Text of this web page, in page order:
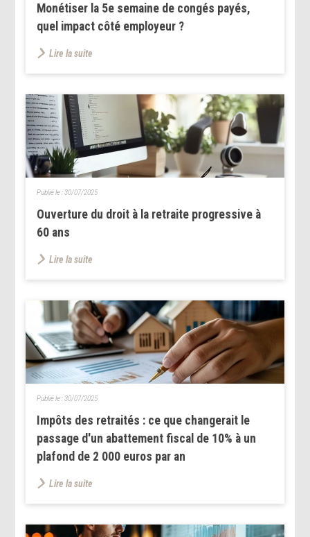
Monétiser la 5e semaine de congés payés,
quel impact côté employeur ?
Lire la suite
Ouverture du droit à la retraite progressive à
60 ans
Publié le :30/07/2025
Lire la suite
Impôts des retraités : ce que changerait le
passage d'un abattement fiscal de 10% à un
plafond de 2 000 euros par an
Publié le :30/07/2025
Lire la suite